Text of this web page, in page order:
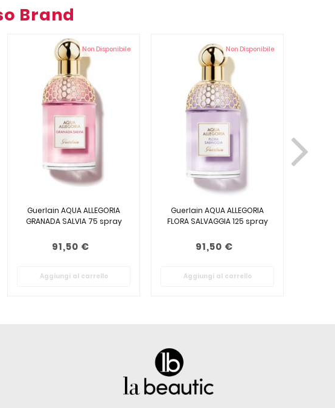
Brand
Non Disponibile
Guerlain AQUA ALLEGORIA
GRANADA SALVIA 75 spray
91,50 €
Aggiungi al carrello
Non Disponibile
Guerlain AQUA ALLEGORIA
FLORA SALVAGGIA 125 spray
91,50 €
Aggiungi al carrello